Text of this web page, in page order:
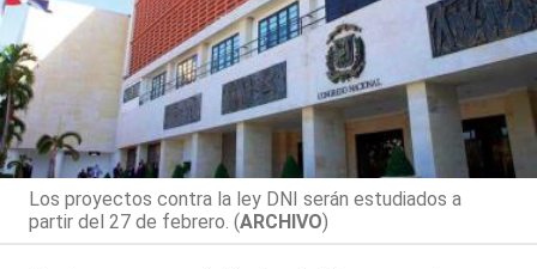
Los proyectos contra la ley DNI serán estudiados a
partir del 27 de febrero. (ARCHIVO)